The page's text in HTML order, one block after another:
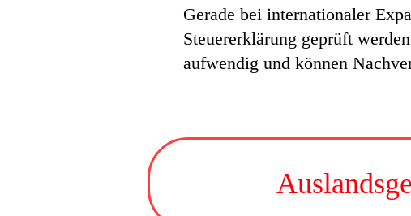
Gerade bei internationaler
Steuererklärung geprüft
aufwendig und können